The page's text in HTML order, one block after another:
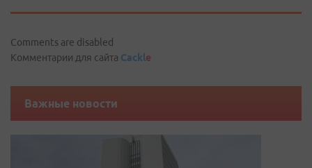
Comments are disabled
Комментарии для сайта Cackle
Важные новости